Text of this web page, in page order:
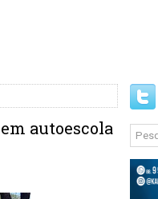
autoescola